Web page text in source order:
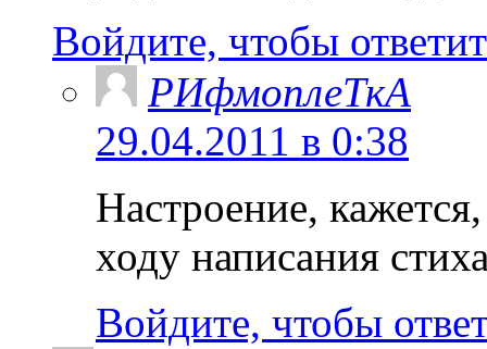
Войдите, чтобы
РИфмоплеТкА
29.04.2011 в 0:38
Настроение,
ходу написания
Войдите, чтобы